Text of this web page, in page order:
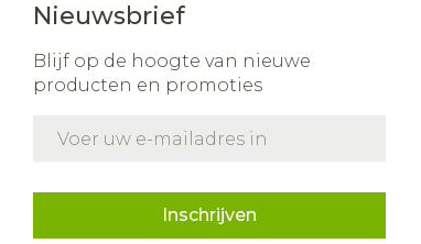
Nieuwsbrief
Blijf op de hoogte van nieuwe
producten en promoties
Inschrijven